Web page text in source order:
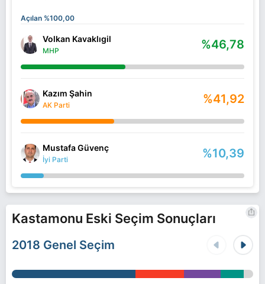
Açılan %100,00
Volkan Kavaklıgil
MHP %46,78
Kazım Şahin
AK Parti %41,92
Mustafa Güvenç
İyi Parti %10,39
Kastamonu Eski Seçim Sonuçları
2018 Genel Seçim